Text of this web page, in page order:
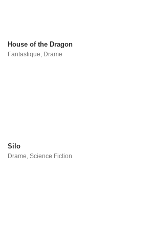
House of the Dragon
Fantastique, Drame
Silo
Drame ,Science Fiction